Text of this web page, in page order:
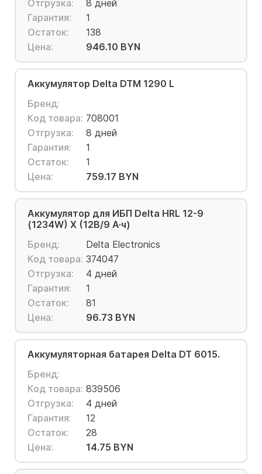
Отгрузка:
8 дней
Гарантия:
1
Остаток:
138
Цена:
946.10 BYN
Аккумулятор Delta DTM 1290 L
Бренд:
Код товара: 708001
Отгрузка:
8 дней
Гарантия:
1
Остаток:
1
Цена:
759.17 BYN
Аккумулятор для ИБП Delta HRL 12-9
(1234W) X (12В/9 А·ч)
Бренд:
Delta Electronics
Код товара: 374047
Отгрузка:
4 дней
Гарантия:
1
Остаток:
81
Цена:
96.73 BYN
Аккумуляторная батарея Delta DT 6015.
Бренд:
Код товара: 839506
Отгрузка:
4 дней
Гарантия:
12
Остаток:
28
Цена:
14.75 BYN